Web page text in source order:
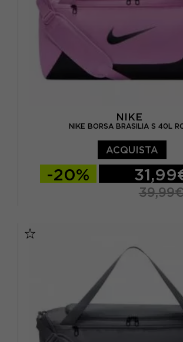
NIKE
NIKE BORSA BRASILIA S 40L
ACQUISTA
-20%